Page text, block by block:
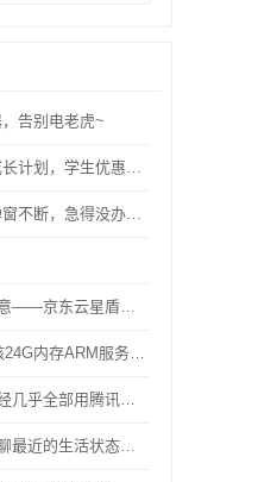
，告别电老虎~
【建站】七牛云校园开发者成长计划，学生优惠，需验证学生邮箱
【手机】爸妈的手机，广告弹窗不断，急得没办法只能关机重启？用ADB卸载快应用框架！
[建站]在京东云看到了个小玩意——京东云星盾安全加速。
[建站]开到了，甲骨文免费4核24G内存ARM服务器~
[建站]腾讯云还是大气啊，已经几乎全部用腾讯云了！
[生活]几个月无感了，年中聊聊最近的生活状态吧！